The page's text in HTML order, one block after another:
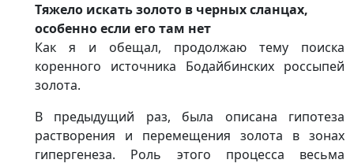
Тяжело искать золото в черных сланцах,
особенно если его там нет
Как я и обещал, продолжаю тему поиска
коренного источника Бодайбинских россыпей
золота.
В предыдущий раз, была описана гипотеза
растворения и перемещения золота в зонах
гипергенеза. Роль этого процесса весьма